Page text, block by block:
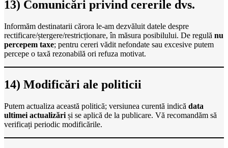
13) Comunicări privind cererile dvs.
Informăm destinatarii cărora le-am dezvăluit datele despre
rectificare/ștergere/restricționare, în măsura posibilului. De regulă nu
percepem taxe; pentru cereri vădit nefondate sau excesive putem
percepe o taxă rezonabilă ori refuza motivat.
14) Modificări ale politicii
Putem actualiza această politică; versiunea curentă indică data
ultimei actualizări și se aplică de la publicare. Vă recomandăm să
verificați periodic modificările.